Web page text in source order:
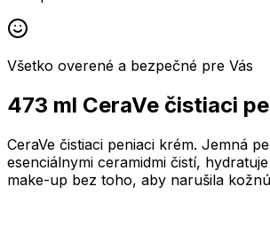
Všetko overené a bezpečné pre Vás
473 ml CeraVe čistiaci
CeraVe čistiaci peniaci krém. Jemná
esenciálnymi ceramidmi čistí,
make-up bez toho, aby narušila